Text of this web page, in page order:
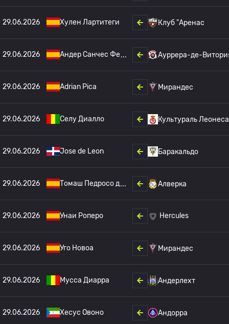
29.06.2026 Хулен Лартитеги Клуб "Аренас
29.06.2026 Андер Санчес Фе Ауррера-де-
29.06.2026 Adrian Pica Мирандес
29.06.2026 Селу Диалло Культураль Леонеса
29.06.2026 Jose de Leon Баракальдо
29.06.2026 Томаш Педросо д Алверка
29.06.2026 Унаи Роперо Hercules
29.06.2026 Уго Новоа Мирандес
29.06.2026 Мусса Диарра Андерлехт
29.06.2026 Хесус Овоно Андорра